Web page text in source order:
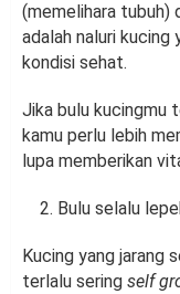
(memelihara tubuh)
adalah naluri kucing
kondisi sehat.
Jika bulu kucingmu
kamu perlu lebih
lupa memberikan
Bulu selalu
Kucing yang jarang
terlalu sering self